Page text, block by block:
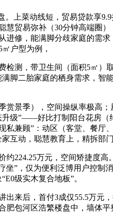
菜动线短，贸易贷款享
贸易弥补（30分钟高端圈
进修，能满脚分歧家庭的需
户型为例，
，带卫生间（面积5㎡）
脚二胎家庭的栖身需求，
景季），空间操纵率极高；
升级”——好比打制阳台花房
私兼顾”：动区（客堂、餐
互动，聪慧教育上，精拆部
万元，空间矫捷度高
坐”，仅为便利泛博用户控
级实木复合地板”。
后，首付3成仅55.5万元
肥包河区浩繁楼盘中，墙体